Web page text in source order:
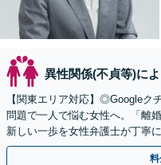
異性関係(不貞等)に
【関東エリア対応】◎Google
問題で一人で悩む女性へ。「離
新しい一歩を女性弁護士が丁寧
ま連れOK】【WEB面談可】【
料